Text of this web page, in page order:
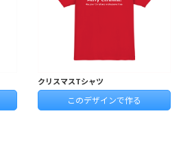
クリスマスTシャツ
このデザインで作る